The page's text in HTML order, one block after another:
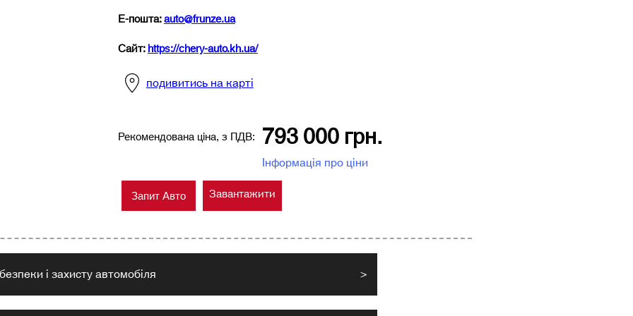
Е-пошта:auto@frunze.ua
Сайт:https://chery-auto.kh.ua/
подивитись на карті
Рекомендована ціна, з ПДВ: 793 000 грн.
Інформація про ціни
Запит Авто Завантажити
і захисту автомобіля >